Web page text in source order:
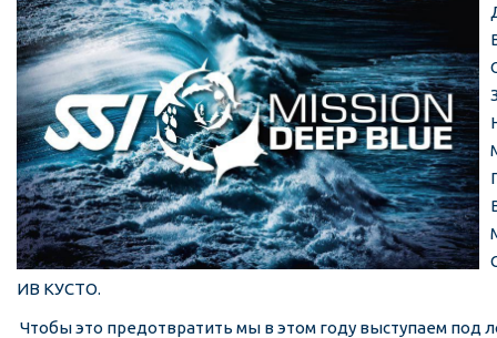
ИВ КУСТО.
Чтобы это предотвратить мы в этом году выступаем под